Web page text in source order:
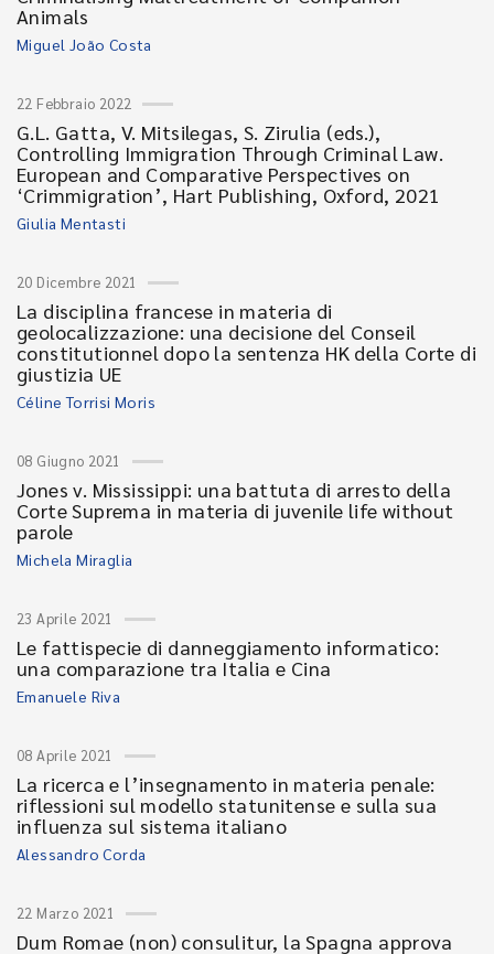
Animals
Miguel João Costa
22 Febbraio 2022
G.L. Gatta, V. Mitsilegas, S. Zirulia (eds.),
Controlling Immigration Through Criminal Law.
European and Comparative Perspectives on
‘Crimmigration’, Hart Publishing, Oxford, 2021
Giulia Mentasti
20 Dicembre 2021
La disciplina francese in materia di
geolocalizzazione: una decisione del Conseil
constitutionnel dopo la sentenza HK della Corte di
giustizia UE
Céline Torrisi Moris
08 Giugno 2021
Jones v. Mississippi: una battuta di arresto della
Corte Suprema in materia di juvenile life without
parole
Michela Miraglia
23 Aprile 2021
Le fattispecie di danneggiamento informatico:
una comparazione tra Italia e Cina
Emanuele Riva
08 Aprile 2021
La ricerca e l’insegnamento in materia penale:
riflessioni sul modello statunitense e sulla sua
influenza sul sistema italiano
Alessandro Corda
22 Marzo 2021
Dum Romae (non) consulitur, la Spagna approva